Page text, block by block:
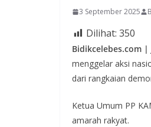
3 September 2025
Dilihat: 350
Bidikcelebes.com |
menggelar aksi
dari rangkaian
Ketua Umum PP
amarah rakyat.